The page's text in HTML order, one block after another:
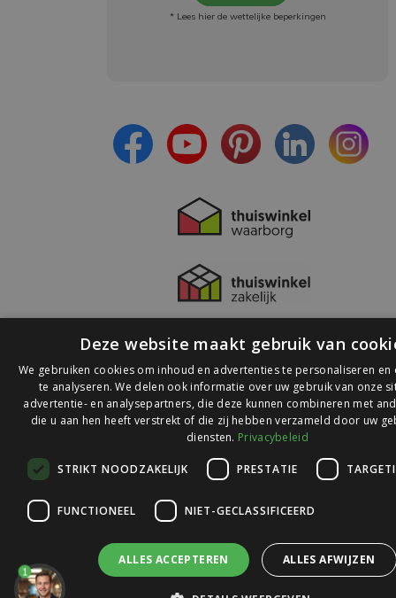
* Lees hier de wettelijke beperkingen
© 2026 Ledlichtdiscounter.nl
op
Webwinkelkeur
1
Deze website maakt gebruik van
We gebruiken cookies om inhoud en advertenties te personaliseren en
te analyseren. We delen ook informatie over uw gebruik van onze
advertentie- en analysepartners, die deze kunnen combineren met
die u aan hen heeft verstrekt of die zij hebben verzameld door uw
diensten. Privacybeleid
STRIKT NOODZAKELIJK PRESTATIE
FUNCTIONEEL NIET-GECLASSIFICEERD
ALLES ACCEPTEREN ALLES AFWIJZEN